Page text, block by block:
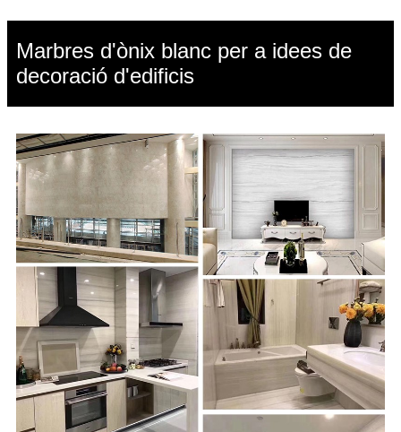
Marbres d'ònix blanc per a idees de
decoració d'edificis